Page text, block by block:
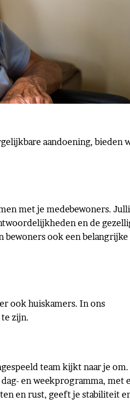
aandoening, bieden
met je medebewoners.
en de
bewoners ook een
ook huiskamers. In ons
zijn.
team kijkt naar je
en weekprogramma, met
en rust, geeft je stabiliteit